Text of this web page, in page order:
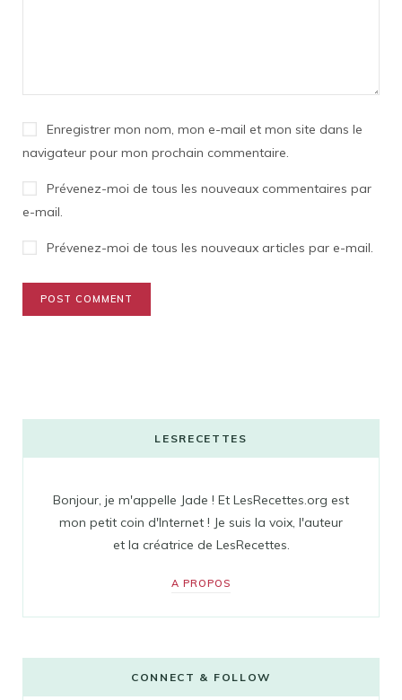
Enregistrer mon nom, mon e-mail et mon site dans le
navigateur pour mon prochain commentaire.
Prévenez-moi de tous les nouveaux commentaires par
e-mail.
Prévenez-moi de tous les nouveaux articles par e-mail.
LESRECETTES
Bonjour, je m'appelle Jade ! Et LesRecettes.org est
mon petit coin d'Internet ! Je suis la voix, l'auteur
et la créatrice de LesRecettes.
A PROPOS
CONNECT & FOLLOW